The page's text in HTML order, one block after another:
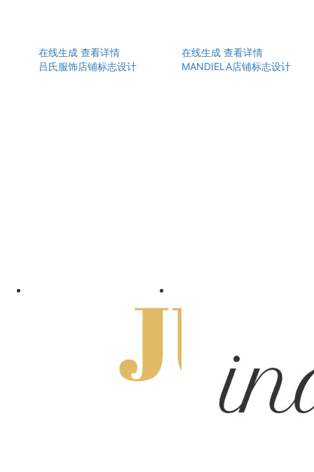
在线生成 查看详情
吕氏服饰店铺标志设计
在线生成 查看详情
MANDIELA店铺标志设计